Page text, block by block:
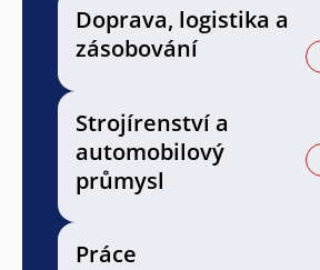
Doprava, logistika a
zásobování
Strojírenství a
automobilový
průmysl
Práce